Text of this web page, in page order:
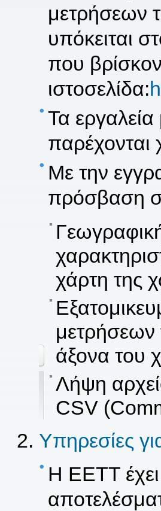
μετρήσεων
υπόκειται
που
ιστοσελίδα:
Τα
παρέχονται
Με την
πρόσβαση
χάρτη της
μετρήσεων
άξονα του
Λήψη
CSV
Υπηρεσίες
Η ΕΕΤΤ έχει